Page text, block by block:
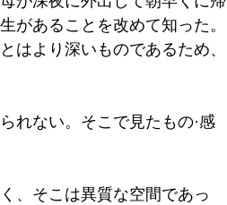
があることを改めて知った。
はより深いものであるため、
れない。そこで見たもの·感
、そこは異質な空間であっ